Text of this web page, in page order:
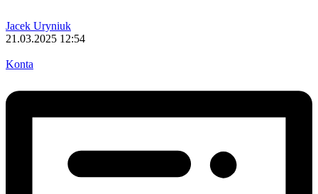
Jacek Uryniuk
21.03.2025 12:54
Konta